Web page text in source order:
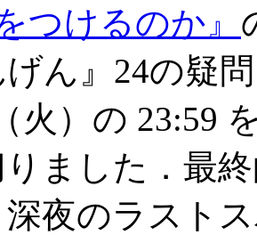
つけるのか』
ん』24の疑
火）の 23:59
ました．最
深夜のラスト